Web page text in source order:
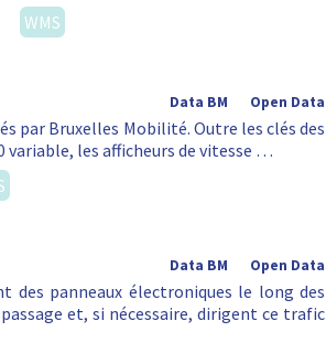
WMS
Open Data
Data BM
par Bruxelles Mobilité. Outre les clés des
les afficheurs de vitesse …
Open Data
Data BM
des panneaux électroniques le long des
et, si nécessaire, dirigent ce trafic